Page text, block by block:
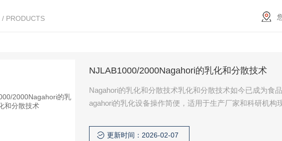
/ PRODUCTS
NJLAB1000/2000Nagahori的乳化和分散技术
Nagahori的乳化和分散技术乳化和分散技术如今已成为食
agahori的乳化设备操作简便，适用于生产厂家和科研机构
更新时间：2026-02-07